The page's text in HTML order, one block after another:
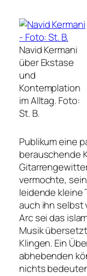
Navid Kermani
über Ekstase
und
Kontemplation
im Alltag. Foto:
St. B.
Publikum eine
berauschende
vermochte,
leidende kleine
auch ihn selbst
Arc sei das
Musik
Klingen. Ein
abhebenden
nichts